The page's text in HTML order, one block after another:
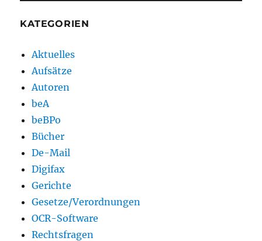
KATEGORIEN
Aktuelles
Aufsätze
Autoren
beA
beBPo
Bücher
De-Mail
Digifax
Gerichte
Gesetze/Verordnungen
OCR-Software
Rechtsfragen